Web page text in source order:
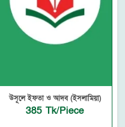
উসূলে ইফতা ও আদব (ইসলামিয়া)
385 Tk/Piece